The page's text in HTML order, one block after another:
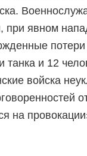
при явном
потери
и 12
войска
на